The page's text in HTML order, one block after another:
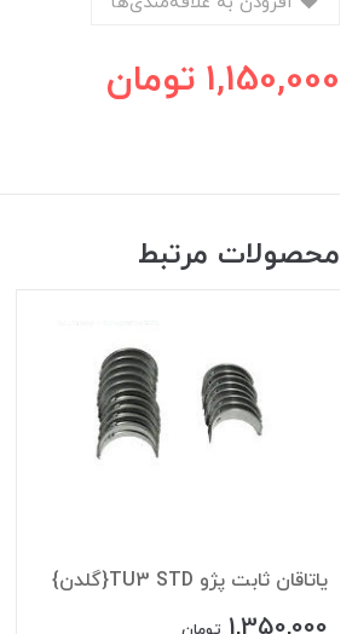
1,150,000 تومان
محصولات مرتبط
ياتاقان ثابت پژو TU3 STD{گلدن}